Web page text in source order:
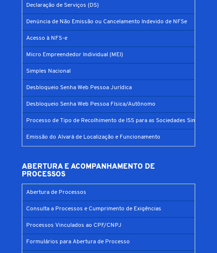
Declaração de Serviços (DS)
Denúncia de Não Emissão ou Cancelamento Indevido de NFSe
Acesso à NFS-e
Micro Empreendedor Individual (MEI)
Simples Nacional
Desbloqueio Senha Web Pessoa Jurídica
Desbloqueio Senha Web Pessoa Física/Autônomo
Processo de Tipo de Recolhimento de ISS para as Sociedades Simples
Emissão do Alvará de Localização e Funcionamento
ABERTURA E ACOMPANHAMENTO DE
PROCESSOS
Abertura de Processos
Consulta a Processos e Cumprimento de Exigências
Processos Vinculados ao CPF/CNPJ
Formulários para Abertura de Processo